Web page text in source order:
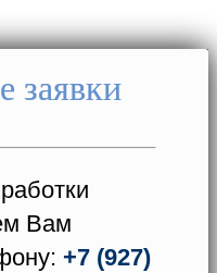
заявки
Вам
+7 (927)